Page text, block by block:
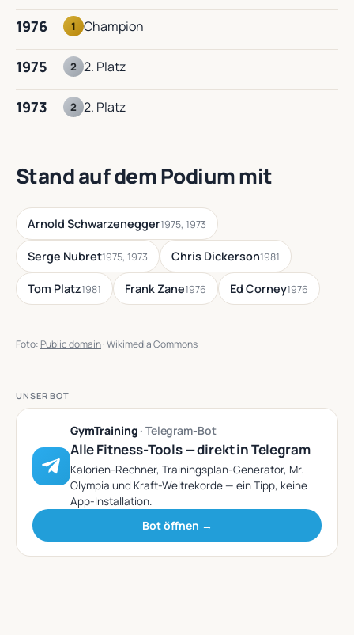
1976 1 Champion
1975 2 2. Platz
1973 2 2. Platz
Stand auf dem Podium mit
Arnold Schwarzenegger1975, 1973
Serge Nubret1975, 1973 Chris Dickerson1981
Tom Platz1981 Frank Zane1976 Ed Corney1976
Foto: Public domain· Wikimedia Commons
UNSER BOT
GymTraining · Telegram-Bot
Alle Fitness-Tools — direkt in Telegram
Kalorien-Rechner, Trainingsplan-Generator, Mr.
Olympia und Kraft-Weltrekorde — ein Tipp, keine
App-Installation.
Bot öffnen →